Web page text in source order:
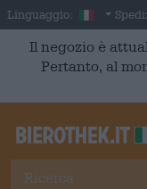
Skip to main content
Linguaggio: Italian
Il negozio è
Pertanto, al